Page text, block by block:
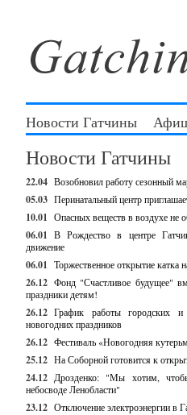
Новости Гатчины
Новости Гатчины
22.04 Возобновил работу сезонный
05.03 Перинатальный центр
10.01 Опасных веществ в воздухе не
06.01 В Рождество в центре
движение
06.01 Торжественное открытие катка
26.12 Фонд "Счастливое будущее"
праздники детям!
26.12 График работы городских
новогодних праздников
26.12 Фестиваль «Новогодняя
25.12 На Соборной готовится к
24.12 Дрозденко: "Мы хотим,
небосводе Ленобласти"
23.12 Отключение электроэнергии в